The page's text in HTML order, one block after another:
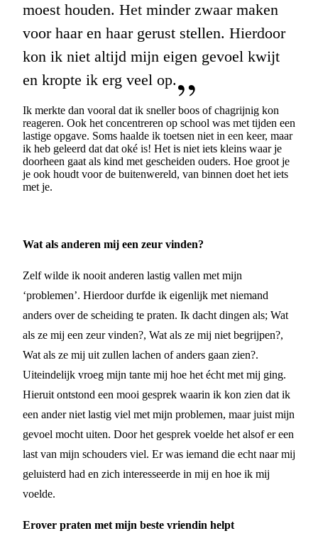
moest houden. Het minder zwaar maken
voor haar en haar gerust stellen. Hierdoor
kon ik niet altijd mijn eigen gevoel kwijt
en kropte ik erg veel op.
Ik merkte dan vooral dat ik sneller boos of chagrijnig kon
reageren. Ook het concentreren op school was met tijden een
lastige opgave. Soms haalde ik toetsen niet in een keer, maar
ik heb geleerd dat dat oké is! Het is niet iets kleins waar je
doorheen gaat als kind met gescheiden ouders. Hoe groot je
je ook houdt voor de buitenwereld, van binnen doet het iets
met je.
Wat als anderen mij een zeur vinden?
Zelf wilde ik nooit anderen lastig vallen met mijn
‘problemen’. Hierdoor durfde ik eigenlijk met niemand
anders over de scheiding te praten. Ik dacht dingen als; Wat
als ze mij een zeur vinden?, Wat als ze mij niet begrijpen?,
Wat als ze mij uit zullen lachen of anders gaan zien?.
Uiteindelijk vroeg mijn tante mij hoe het écht met mij ging.
Hieruit ontstond een mooi gesprek waarin ik kon zien dat ik
een ander niet lastig viel met mijn problemen, maar juist mijn
gevoel mocht uiten. Door het gesprek voelde het alsof er een
last van mijn schouders viel. Er was iemand die echt naar mij
geluisterd had en zich interesseerde in mij en hoe ik mij
voelde.
Erover praten met mijn beste vriendin helpt